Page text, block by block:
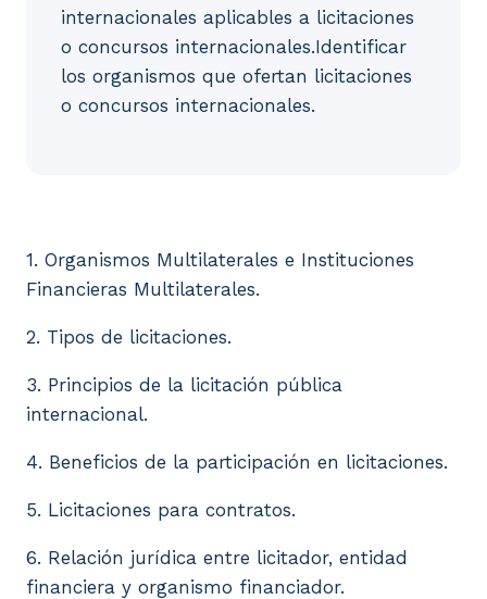
internacionales aplicables a licitaciones
o concursos internacionales.Identificar
los organismos que ofertan licitaciones
o concursos internacionales.
1. Organismos Multilaterales e Instituciones
Financieras Multilaterales.
2. Tipos de licitaciones.
3. Principios de la licitación pública
internacional.
4. Beneficios de la participación en licitaciones.
5. Licitaciones para contratos.
6. Relación jurídica entre licitador, entidad
financiera y organismo financiador.